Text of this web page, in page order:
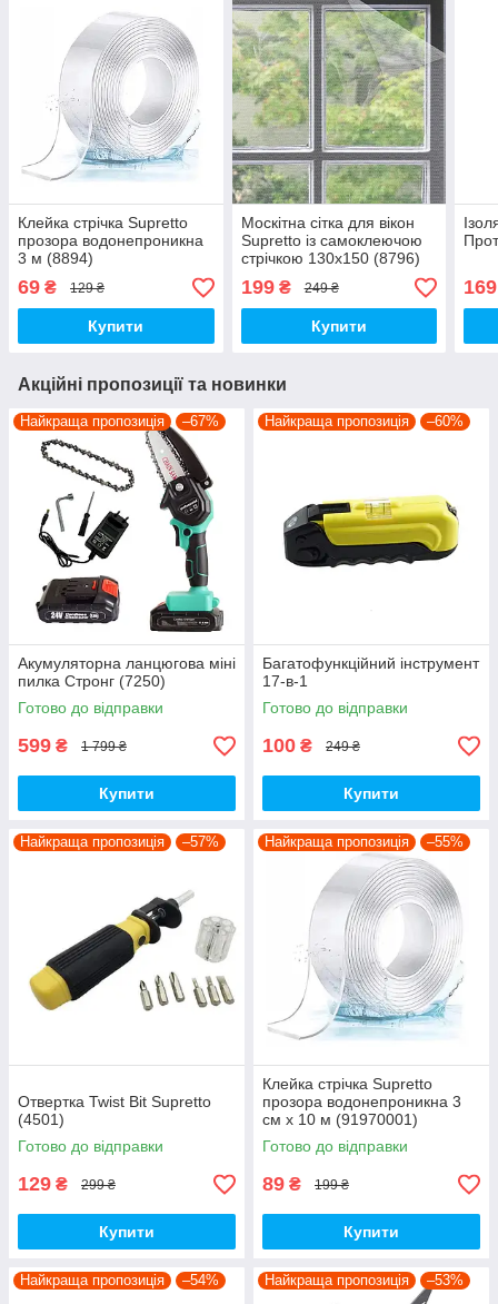
Клейка стрічка Supretto
прозора водонепроникна
3 м (8894)
69 ₴ 129 ₴
Купити
Москітна сітка для вікон
Supretto із самоклеючою
стрічкою 130х150 (8796)
199₴ 249 ₴
Купити
169
Акційні пропозиції та новинки
Найкраща пропозиція –67%
Акумуляторна ланцюгова міні
пилка Стронг (7250)
Готово до відправки
599 ₴ 1 799 ₴
Купити
Найкраща пропозиція –60%
Багатофункційний інструмент
17-в-1
Готово до відправки
100 ₴ 249 ₴
Купити
Найкраща пропозиція –57%
Отвертка Twist Bit Supretto
(4501)
Готово до відправки
129 ₴ 299 ₴
Купити
Найкраща пропозиція –55%
Клейка стрічка Supretto
прозора водонепроникна 3
см x 10 м (91970001)
Готово до відправки
89 ₴ 199 ₴
Купити
Найкраща пропозиція –54% Найкраща пропозиція –53%